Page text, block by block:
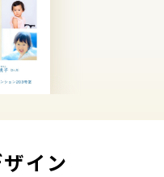
イン